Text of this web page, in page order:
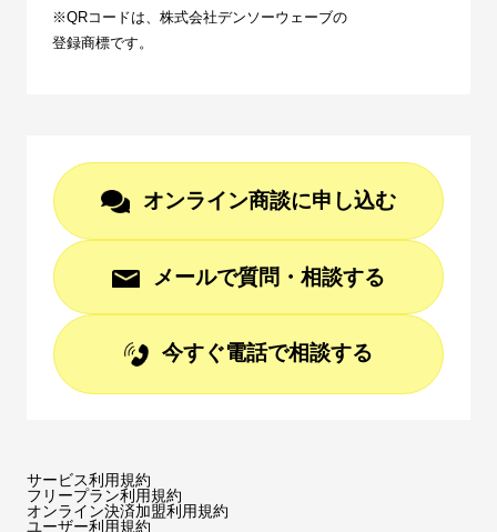
※QRコードは、株式会社デンソーウェーブの
登録商標です。
オンライン商談に申し込む
メールで質問・相談する
今すぐ電話で相談する
サービス利用規約
フリープラン利用規約
オンライン決済加盟利用規約
ユーザー利用規約